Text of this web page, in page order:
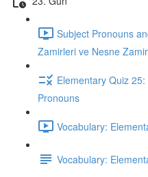
Subject Pronouns
Zamirleri ve Nesne
Elementary Quiz
Pronouns
Vocabulary:
Vocabulary: